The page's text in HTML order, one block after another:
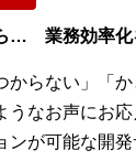
… 業務効率化
からない」「
なお声にお
が可能な開